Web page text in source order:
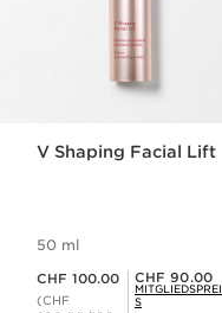
V Shaping Facial Lift
50 ml
CHF 100.00
(CHF
Mitgliederpreis CHF 90.00
CHF 90.00
MITGLIEDSPREI
S